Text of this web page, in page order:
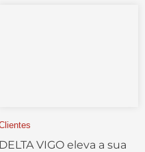
DELTA VIGO eleva a sua